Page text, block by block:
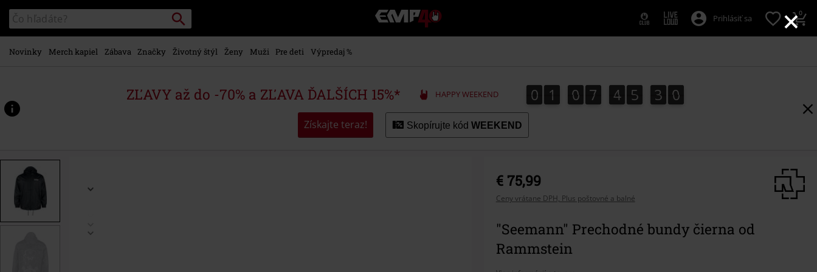
×
na
hlavný
obsah
Katalóg
vyhľadávania
Vyhľadávanie
EMP
-
Hudba,
Merch
hráčov,
Alternatívna
Prihlásiť sa 0
Novinky Merch kapiel Zábava Značky Životný štýl Ženy Muži Pre deti Výpredaj %
ZĽAVY až do -70% a ZĽAVA ĎALŠÍCH 15%* HAPPY WEEKEND 0
0 1
1 0
0 7
7 4
4 5
5 2
3
2 8
9
8
0
9
Získajte teraz! Skopírujte kód WEEKEND
www.emp-
p/seemann/587140.html
€ 75,99
Ceny vrátane DPH, Plus poštovné a balné
"Seemann" Prechodné bundy čierna od
Rammstein